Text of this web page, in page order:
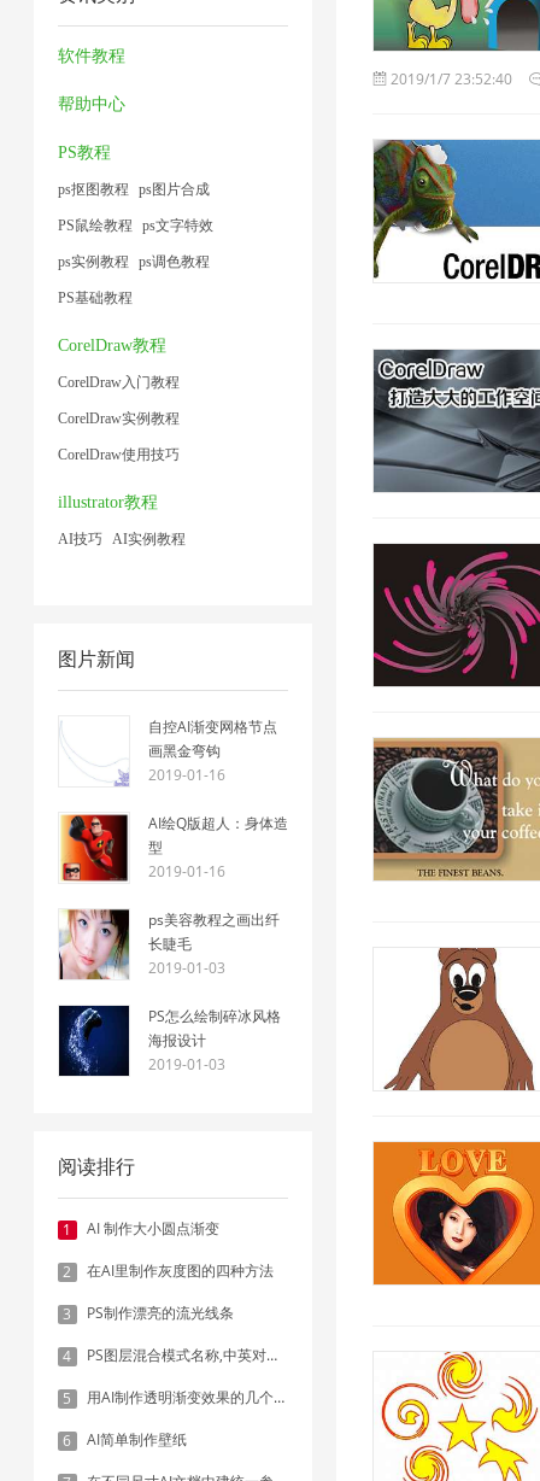
术
1
具
1
软件教程
帮助中心
PS教程
ps抠图教程 ps图片合成
PS鼠绘教程 ps文字特效
ps实例教程 ps调色教程
PS基础教程
CorelDraw教程
CorelDraw入门教程
CorelDraw实例教程
CorelDraw使用技巧
illustrator教程
AI技巧 AI实例教程
图片新闻
自控AI渐变网格节点
画黑金弯钩
2019-01-16
AI绘Q版超人：身体造
型
2019-01-16
ps美容教程之画出纤
长睫毛
2019-01-03
PS怎么绘制碎冰风格
海报设计
2019-01-03
阅读排行
1 AI 制作大小圆点渐变
2 在AI里制作灰度图的四种方法
3 PS制作漂亮的流光线条
4 PS图层混合模式名称,中英对照表
5 用AI制作透明渐变效果的几个方法
6 AI简单制作壁纸
2019/1/7 23:52:40